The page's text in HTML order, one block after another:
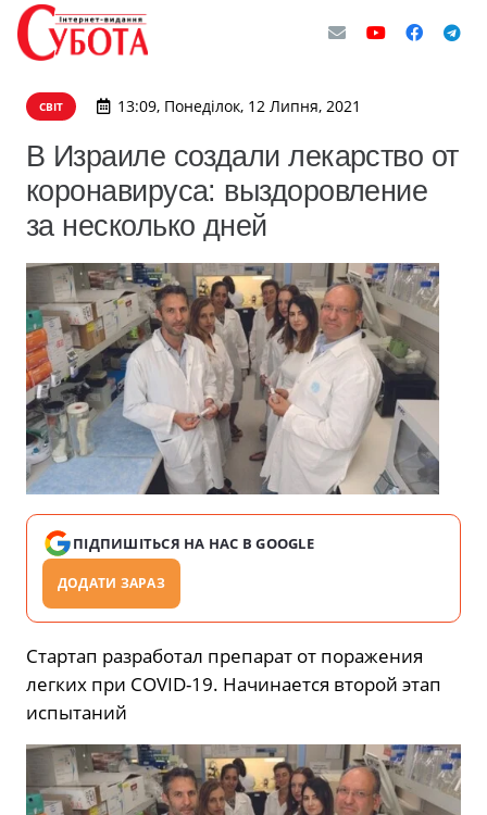
СВІТ 13:09, Понеділок, 12 Липня, 2021
В Израиле создали лекарство от
коронавируса: выздоровление
за несколько дней
ПІДПИШІТЬСЯ НА НАС В GOOGLE
ДОДАТИ ЗАРАЗ
Стартап разработал препарат от поражения
легких при COVID-19. Начинается второй этап
испытаний